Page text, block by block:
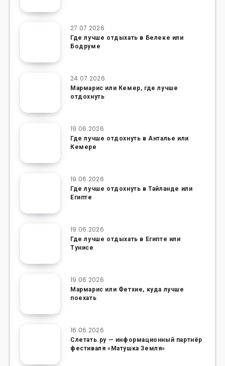
27.07.2026
Где лучше отдыхать в Белеке или
Бодруме
24.07.2026
Мармарис или Кемер, где лучше
отдохнуть
19.06.2026
Где лучше отдохнуть в Анталье или
Кемере
19.06.2026
Где лучше отдохнуть в Тайланде или
Египте
19.06.2026
Где лучше отдыхать в Египте или
Тунисе
19.06.2026
Мармарис или Фетхие, куда лучше
поехать
16.06.2026
Слетать.ру — информационный партнёр
фестиваля «Матушка Земля»